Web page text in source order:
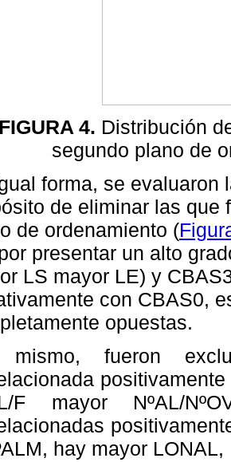
FIGURA 4. Distribución
segundo plano de
forma, se
de eliminar las que
de ordenamiento (
presentar un alto
LS mayor LE) y
con CBAS0,
opuestas.
fueron
F mayor NºAL/
hay mayor